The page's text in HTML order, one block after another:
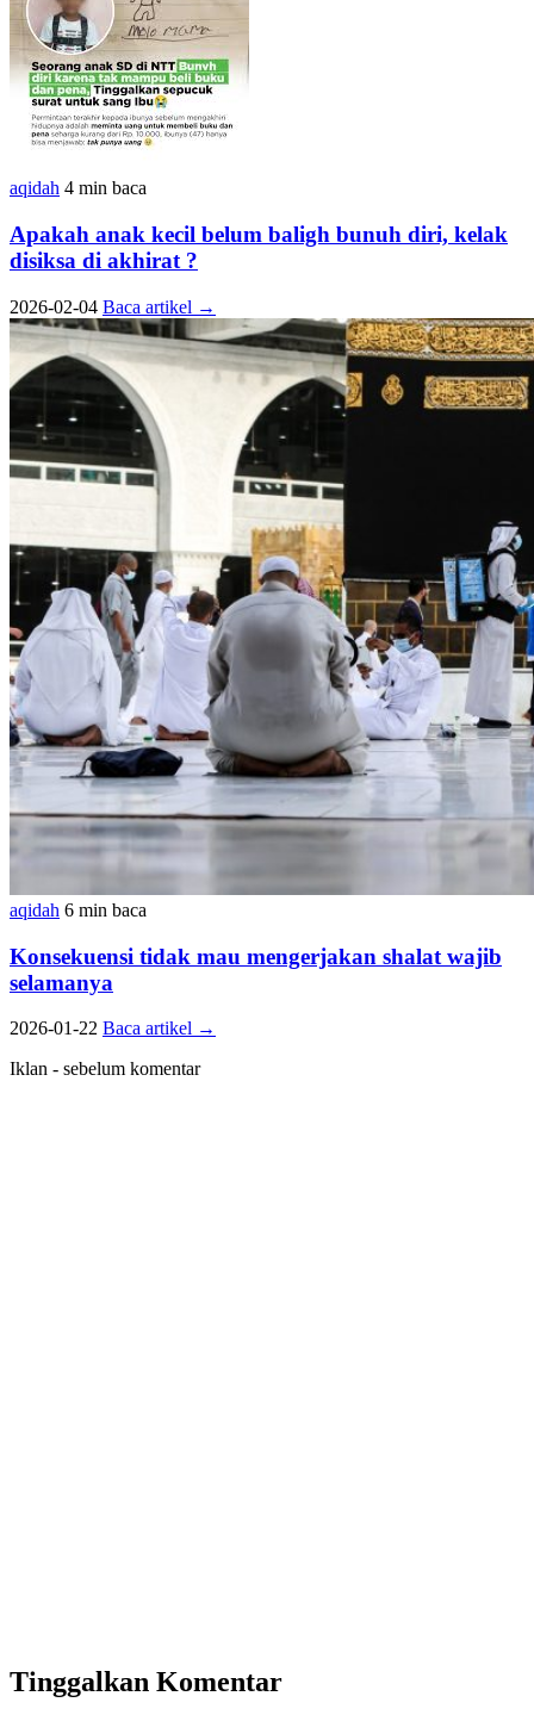
aqidah 4 min baca
Apakah anak kecil belum baligh bunuh diri, kelak
disiksa di akhirat ?
2026-02-04 Baca artikel →
aqidah 6 min baca
Konsekuensi tidak mau mengerjakan shalat wajib
selamanya
2026-01-22 Baca artikel →
Iklan - sebelum komentar
Tinggalkan Komentar